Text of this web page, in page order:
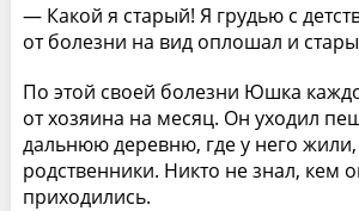
— Какой я старый! Я грудью с
от болезни на вид оплошал и
По этой своей болезни Юшка
от хозяина на месяц. Он уходил
дальнюю деревню, где у него
родственники. Никто не знал, кем
приходились.